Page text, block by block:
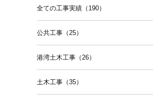
全ての工事実績（190）
公共工事（25）
港湾土木工事（26）
土木工事（35）